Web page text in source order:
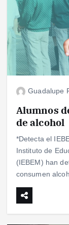
Guadalupe
Alumnos
de alcohol
*Detecta el
Instituto de
(IEBEM) han
consumen